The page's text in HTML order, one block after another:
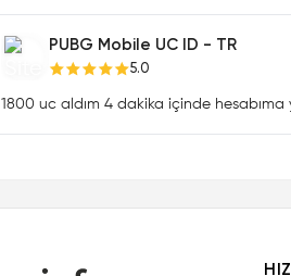
PUBG Mobile UC ID - TR
5.0
1800 uc aldım 4 dakika içinde